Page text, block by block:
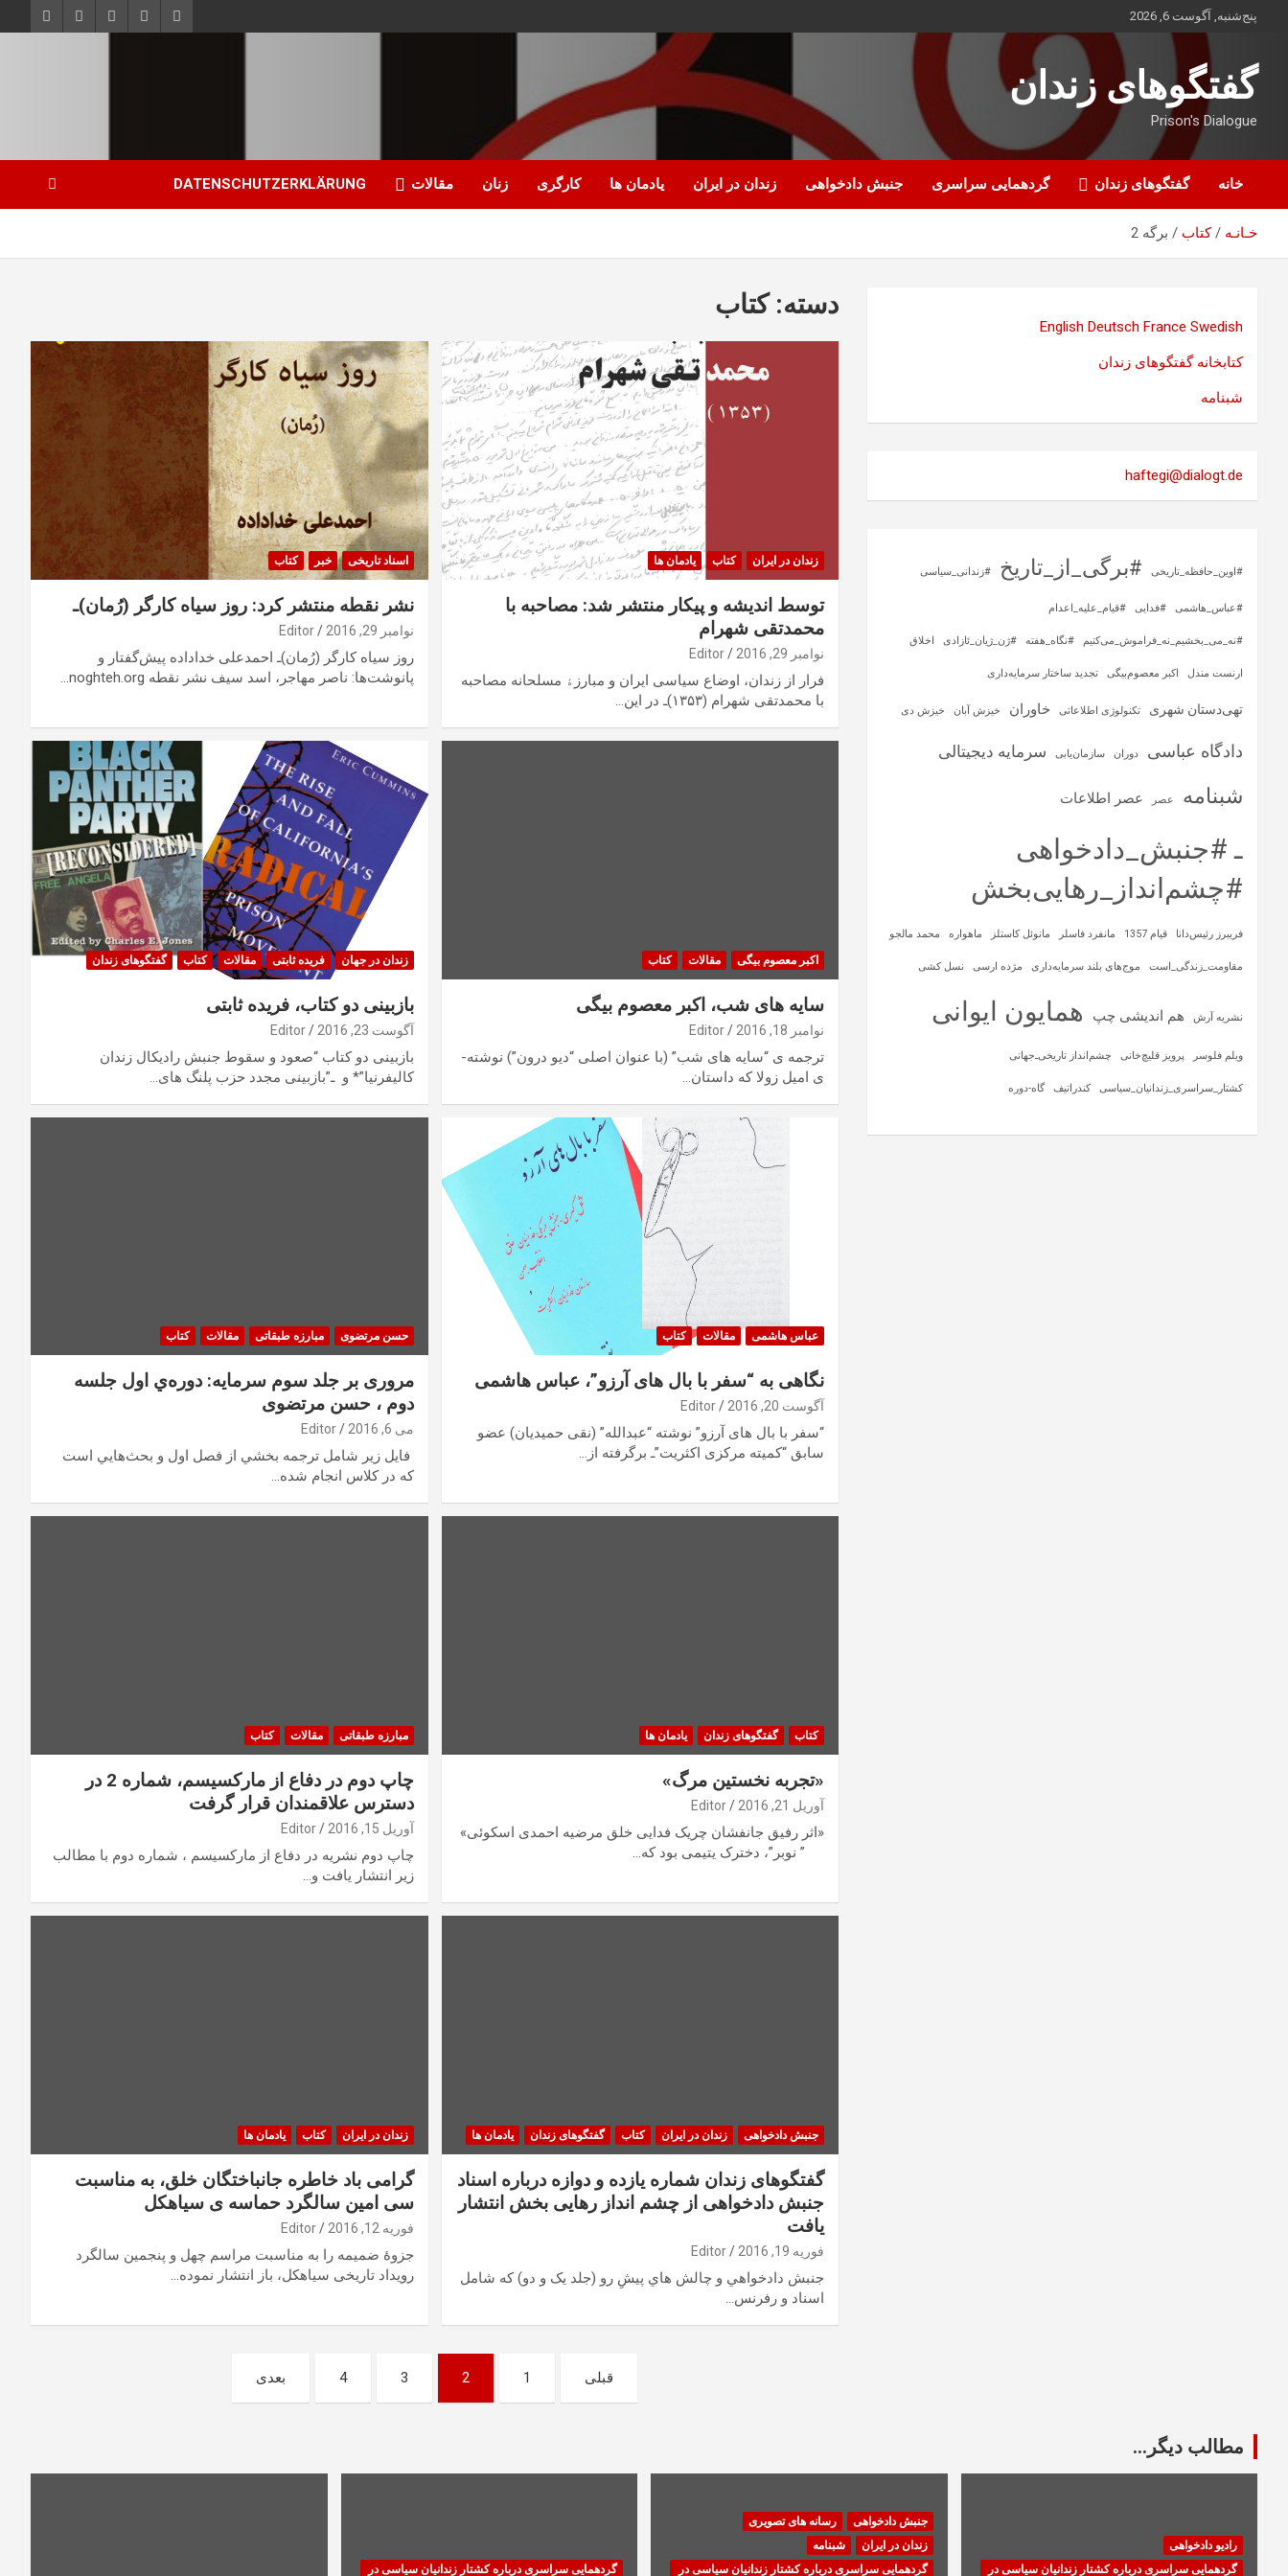
محتوا
پنج‌شنبه, آگوست 6, 2026
گفتگوهای زندان
Prison's Dialogue
خانه گفتگوهای زندان گردهمایی سراسری جنبش دادخواهی زندان در ایران یادمان ها کارگری زنان مقالات DATENSCHUTZERKLÄRUNG
خـانـه کتاب برگه 2
دسته:کتاب
زندان در ایران کتاب یادمان ها
توسط اندیشه و پیکار منتشر شد: مصاحبه با
محمدتقی شهرام
نوامبر 29, 2016 Editor
فرار از زندان، اوضاع سیاسی ایران و مبارزﮤ مسلحانه مصاحبه
با محمدتقی شهرام (۱۳۵۳)ـ در این…
اسناد تاریخی خبر کتاب
نشر نقطه منتشر کرد: روز سیاه کارگر (رُمان)ـ
نوامبر 29, 2016 Editor
روز سیاه کارگر (رُمان)ـ احمدعلی خداداده پیش‌گفتار و
پانوشت‌ها: ناصر مهاجر، اسد سیف نشر نقطه noghteh.org…
اکبر معصوم بیگی مقالات کتاب
سایه های شب، اکبر معصوم بیگی
نوامبر 18, 2016 Editor
ترجمه ­ی “سایه ­های شب” (با عنوان اصلی “دیو درون”) نوشته­
ی امیل زولا که داستان…
زندان در جهان فریده ثابتی مقالات کتاب گفتگوهای زندان
بازبینی دو کتاب، فریده ثابتی
آگوست 23, 2016 Editor
بازبینی دو کتاب “صعود و سقوط جنبش رادیکال زندان
کالیفرنیا”* و ـ”بازبینی مجدد حزب پلنگ های…
عباس هاشمی مقالات کتاب
نگاهی به “سفر با بال های آرزو”، عباس هاشمی
آگوست 20, 2016 Editor
“سفر با بال های آرزو” نوشته “عبدالله” (نقی حمیدیان) عضو
سابق “کمیته مرکزی اکثریت”ـ برگرفته از…
حسن مرتضوی مبارزه طبقاتی مقالات کتاب
مروری بر جلد سوم سرمايه: دوره‌ي اول جلسه
دوم ، حسن مرتضوی
می 6, 2016 Editor
فايل زير شامل ترجمه بخشي از فصل اول و بحث‌هايي است
كه در كلاس انجام شده…
کتاب گفتگوهای زندان یادمان ها
«تجربه نخستین مرگ»
آوریل 21, 2016 Editor
«اثر رفیق جانفشان چریک فدایی خلق مرضیه احمدی اسکوئی»
” نوبر”، دخترک یتیمی بود که…
مبارزه طبقاتی مقالات کتاب
چاپ دوم در دفاع از مارکسیسم، شماره 2 در
دسترس علاقمندان قرار گرفت
آوریل 15, 2016 Editor
چاپ دوم نشریه در دفاع از مارکسیسم ، شماره دوم با مطالب
زیر انتشار یافت و…
جنبش دادخواهی زندان در ایران کتاب گفتگوهای زندان یادمان ها
گفتگوهای زندان شماره یازده و دوازه درباره اسناد
جنبش دادخواهی از چشم انداز رهایی بخش انتشار
یافت
فوریه 19, 2016 Editor
جنبش دادخواهي و چالش هاي پيشِ رو (جلد يک و دو) که شامل
اسناد و رفرنس…
زندان در ایران کتاب یادمان ها
گرامی باد خاطره جانباختگان خلق، به مناسبت
سی امین سالگرد حماسه ی سیاهکل
فوریه 12, 2016 Editor
جزوۀ ضمیمه را به مناسبت مراسم چهل و پنجمین سالگرد
رویداد تاریخی سیاهکل، باز انتشار نموده…
قبلی 1
2
3
4 بعدی
English Deutsch France Swedish
کتابخانه گفتگوهای زندان
شبنامه
haftegi@dialogt.de
#اوین_حافظه_تاریخی #برگی_از_تاریخ #زندانی_سیاسی
#عباس_هاشمی #فدایی #قیام_علیه_اعدام
#نه_می_بخشیم_نه_فراموش_می‌کنیم #نگاه_هفته #ژن_ژیان_ئازادی اخلاق
ارنست مندل اکبر معصوم‌بیگی تجدید ساختار سرمایه‌داری
تهی‌دستان شهری تکنولوژی اطلاعاتی خاوران خیزش آبان خیزش دی
دادگاه عباسی دوران سازمان‌یابی سرمایه‌ دیجیتالی
شبنامه عصر عصر اطلاعات
ـ #جنبش_دادخواهی
#چشم‌انداز_رهایی‌بخش
فریبرز رئیس‌دانا قیام 1357 مانفرد فاسلر مانوئل کاستلز ماهواره‌ محمد مالجو
مقاومت_زندگی_است موج‌های بلند سرمایه‌داری مژده ارسی نسل کشی
نشریه آرش هم اندیشی چپ همایون ایوانی
ویلم فلوسر پرویز قلیچ‌خانی چشم‌انداز تاریخی‌ـ‌جهانی
کشتار_سراسری_زندانیان_سیاسی کندراتیف گاه-دوره
مطالب دیگر...
رادیو دادخواهی
گردهمایی سراسری درباره کشتار زندانیان سیاسی در
جنبش دادخواهی
رسانه های تصویری
زندان در ایران
شبنامه
گردهمایی سراسری درباره کشتار زندانیان سیاسی در
گردهمایی سراسری درباره کشتار زندانیان سیاسی در